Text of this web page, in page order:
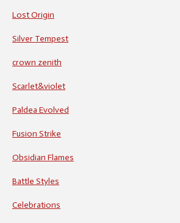
Lost Origin
Silver Tempest
crown zenith
Scarlet&violet
Paldea Evolved
Fusion Strike
Obsidian Flames
Battle Styles
Celebrations